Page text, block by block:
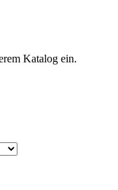
Katalog ein.